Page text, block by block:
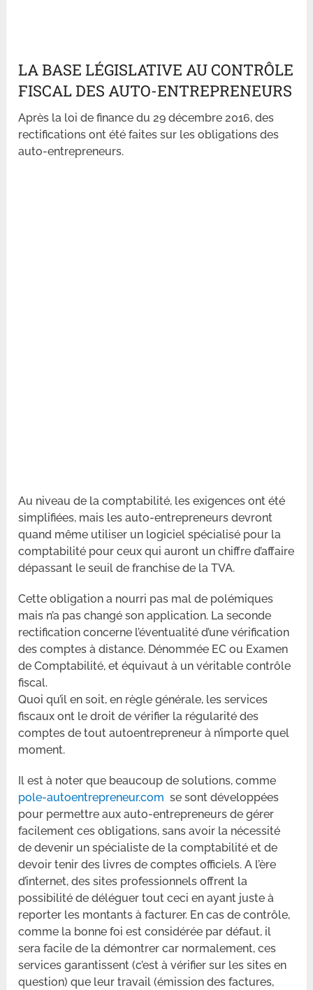
LA BASE LÉGISLATIVE AU CONTRÔLE
FISCAL DES AUTO-ENTREPRENEURS
Après la loi de finance du 29 décembre 2016, des
rectifications ont été faites sur les obligations des
auto-entrepreneurs.
Au niveau de la comptabilité, les exigences ont été
simplifiées, mais les auto-entrepreneurs devront
quand même utiliser un logiciel spécialisé pour la
comptabilité pour ceux qui auront un chiffre d’affaire
dépassant le seuil de franchise de la TVA.
Cette obligation a nourri pas mal de polémiques
mais n’a pas changé son application. La seconde
rectification concerne l’éventualité d’une vérification
des comptes à distance. Dénommée EC ou Examen
de Comptabilité, et équivaut à un véritable contrôle
fiscal.
Quoi qu’il en soit, en règle générale, les services
fiscaux ont le droit de vérifier la régularité des
comptes de tout autoentrepreneur à n’importe quel
moment.
Il est à noter que beaucoup de solutions, comme
pole-autoentrepreneur.com se sont développées
pour permettre aux auto-entrepreneurs de gérer
facilement ces obligations, sans avoir la nécessité
de devenir un spécialiste de la comptabilité et de
devoir tenir des livres de comptes officiels. A l’ère
d’internet, des sites professionnels offrent la
possibilité de déléguer tout ceci en ayant juste à
reporter les montants à facturer. En cas de contrôle,
comme la bonne foi est considérée par défaut, il
sera facile de la démontrer car normalement, ces
services garantissent (c’est à vérifier sur les sites en
question) que leur travail (émission des factures,